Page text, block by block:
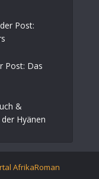
Post:
Post: Das
&
Hyänen
AfrikaRoman